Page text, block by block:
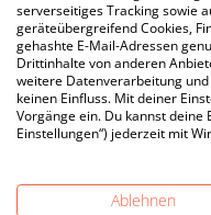
serverseitiges Tracking sowie
geräteübergreifend Cookies,
gehashte E-Mail-Adressen
Drittinhalte von anderen
weitere Datenverarbeitung
keinen Einfluss. Mit deiner
Vorgänge ein. Du kannst deine
Einstellungen“) jederzeit mit
Ablehnen